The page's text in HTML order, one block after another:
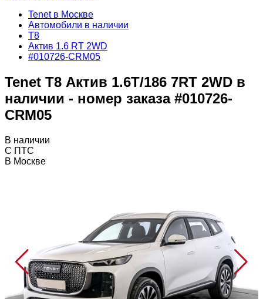
Tenet в Москве
Автомобили в наличии
T8
Актив 1.6 RT 2WD
#010726-CRM05
Tenet T8 Актив 1.6T/186 7RT 2WD в
наличии - номер заказа #010726-
CRM05
В наличии
С ПТС
В Москве